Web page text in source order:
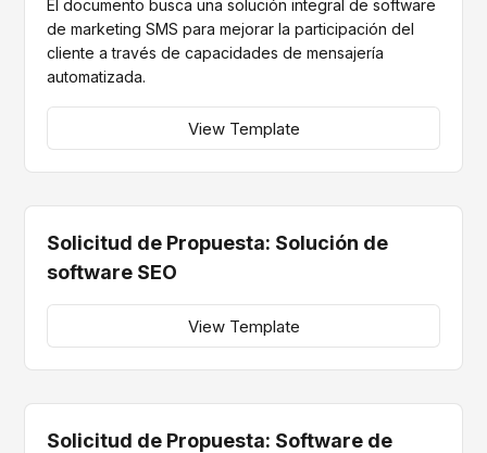
El documento busca una solución integral de software
de marketing SMS para mejorar la participación del
cliente a través de capacidades de mensajería
automatizada.
View Template
Solicitud de Propuesta: Solución de
software SEO
View Template
Solicitud de Propuesta: Software de